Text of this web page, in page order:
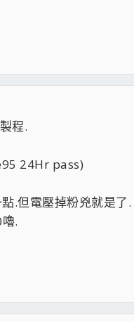
程.
24Hr pass)
.但電壓掉粉兇就是了.
.